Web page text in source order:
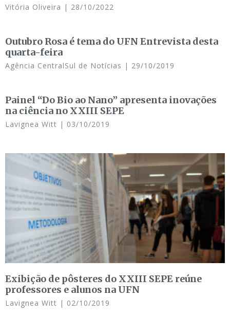
Vitória Oliveira 28/10/2022
Outubro Rosa é tema do UFN Entrevista desta
quarta-feira
Agência CentralSul de Notícias 29/10/2019
Painel “Do Bio ao Nano” apresenta inovações
na ciência no XXIII SEPE
Lavignea Witt 03/10/2019
Exibição de pôsteres do XXIII SEPE reúne
professores e alunos na UFN
Lavignea Witt 02/10/2019